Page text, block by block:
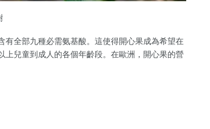
有全部九種必需氨基酸。這使得開心果成為希望在
上兒童到成人的各個年齡段。在歐洲，開心果的營